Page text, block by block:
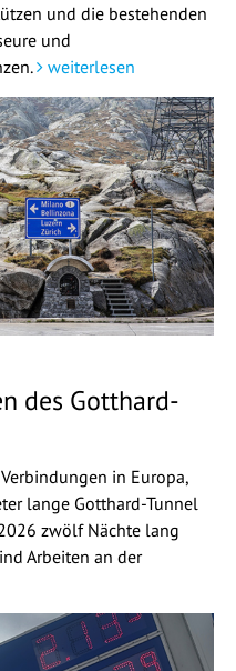
und die bestehenden
und
weiterlesen
des Gotthard-
in Europa,
lange Gotthard-Tunnel
zwölf Nächte lang
Arbeiten an der